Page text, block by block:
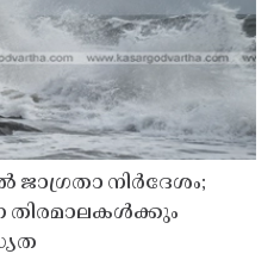
നിർദേശം;
തിരമാലകൾക്കും